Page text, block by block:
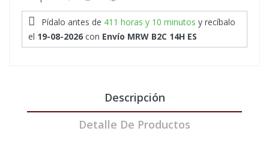
Pídalo antes de 411 horas y 10 minutos y recíbalo
el 19-08-2026 con Envío MRW B2C 14H ES
Descripción
Detalle De Productos